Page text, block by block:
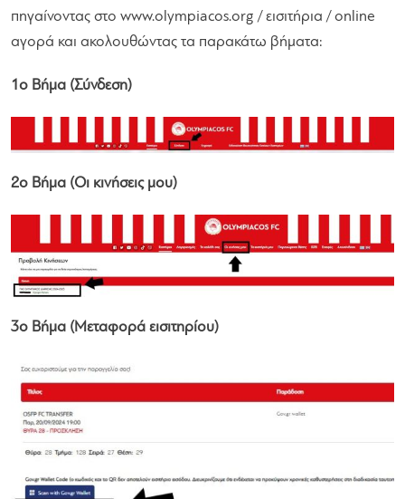
πηγαίνοντας στο www.olympiacos.org / εισιτήρια / online
αγορά και ακολουθώντας τα παρακάτω βήματα:
1ο Βήμα (Σύνδεση)
2ο Βήμα (Οι κινήσεις μου)
3ο Βήμα (Μεταφορά εισιτηρίου)